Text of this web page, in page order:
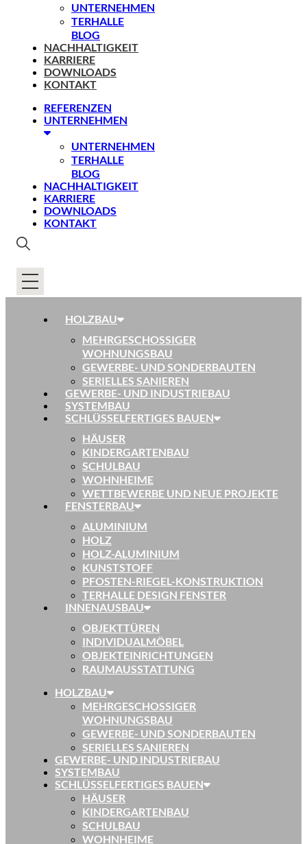
UNTERNEHMEN
TERHALLE
BLOG
NACHHALTIGKEIT
KARRIERE
DOWNLOADS
KONTAKT
REFERENZEN
UNTERNEHMEN
UNTERNEHMEN
TERHALLE
BLOG
NACHHALTIGKEIT
KARRIERE
DOWNLOADS
KONTAKT
HOLZBAU
MEHRGESCHOSSIGER
WOHNUNGSBAU
GEWERBE- UND SONDERBAUTEN
SERIELLES SANIEREN
GEWERBE- UND INDUSTRIEBAU
SYSTEMBAU
SCHLÜSSELFERTIGES BAUEN
HÄUSER
KINDERGARTENBAU
SCHULBAU
WOHNHEIME
WETTBEWERBE UND NEUE PROJEKTE
FENSTERBAU
ALUMINIUM
HOLZ
HOLZ-ALUMINIUM
KUNSTSTOFF
PFOSTEN-RIEGEL-KONSTRUKTION
TERHALLE DESIGN FENSTER
INNENAUSBAU
OBJEKTTÜREN
INDIVIDUALMÖBEL
OBJEKTEINRICHTUNGEN
RAUMAUSSTATTUNG
HOLZBAU
MEHRGESCHOSSIGER
WOHNUNGSBAU
GEWERBE- UND SONDERBAUTEN
SERIELLES SANIEREN
GEWERBE- UND INDUSTRIEBAU
SYSTEMBAU
SCHLÜSSELFERTIGES BAUEN
HÄUSER
KINDERGARTENBAU
SCHULBAU
WOHNHEIME